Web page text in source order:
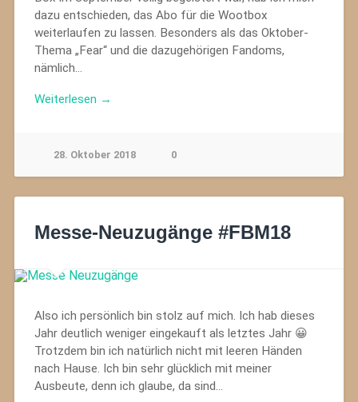
dazu entschieden, das Abo für die Wootbox
weiterlaufen zu lassen. Besonders als das Oktober-
Thema „Fear“ und die dazugehörigen Fandoms,
nämlich…
Weiterlesen →
28. Oktober 2018 0
Messe-Neuzugänge #FBM18
Also ich persönlich bin stolz auf mich. Ich hab dieses
Jahr deutlich weniger eingekauft als letztes Jahr 😀
Trotzdem bin ich natürlich nicht mit leeren Händen
nach Hause. Ich bin sehr glücklich mit meiner
Ausbeute, denn ich glaube, da sind…